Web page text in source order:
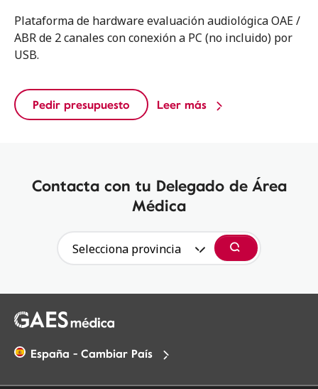
Plataforma de hardware evaluación audiológica OAE /
ABR de 2 canales con conexión a PC (no incluido) por
USB.
Pedir presupuesto Leer más
Contacta con tu Delegado de Área
Médica
Selecciona provincia
Buscar
España - Cambiar País